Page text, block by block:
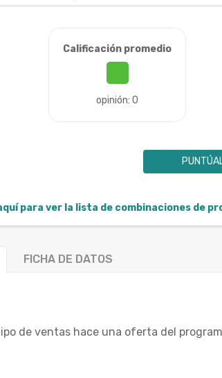
Calificación promedio
opinión: 0
para ver la lista de combinaciones de
FICHA DE DATOS
de ventas hace una oferta del